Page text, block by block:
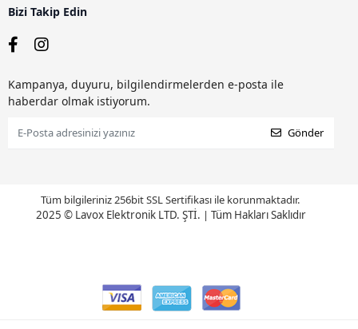
Bizi Takip Edin
Kampanya, duyuru, bilgilendirmelerden e-posta ile
haberdar olmak istiyorum.
Gönder
Tüm bilgileriniz 256bit SSL Sertifikası ile korunmaktadır.
2025 © Lavox Elektronik LTD. ŞTİ. | Tüm Hakları Saklıdır